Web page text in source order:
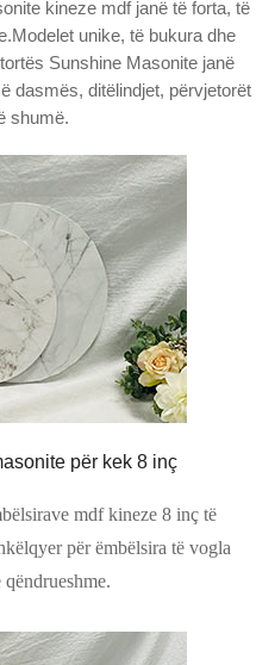
kineze mdf janë të forta, të
unike, të bukura dhe
Sunshine Masonite janë
dasmës, ditëlindjet, përvjetorët
shumë.
për kek 8 inç
mdf kineze 8 inç të
për ëmbëlsira të vogla